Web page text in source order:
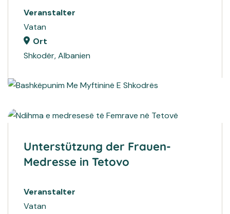
Veranstalter
Vatan
Ort
Shkodër, Albanien
Unterstützung der Frauen-
Medresse in Tetovo
Veranstalter
Vatan